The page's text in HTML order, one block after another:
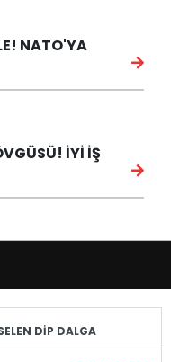
NATO'YA
İYİ İŞ
DİP DALGA